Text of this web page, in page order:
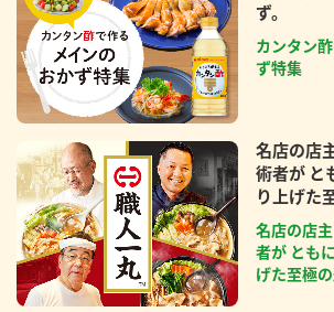
ず。
カンタン
ず特集
名店の店
術者が と
り上げた
名店の店
者が とも
げた至極の